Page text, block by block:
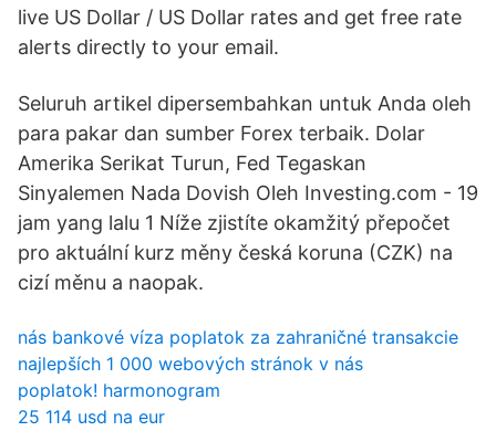
live US Dollar / US Dollar rates and get free rate
alerts directly to your email.
Seluruh artikel dipersembahkan untuk Anda oleh
para pakar dan sumber Forex terbaik. Dolar
Amerika Serikat Turun, Fed Tegaskan
Sinyalemen Nada Dovish Oleh Investing.com - 19
jam yang lalu 1 Níže zjistíte okamžitý přepočet
pro aktuální kurz měny česká koruna (CZK) na
cizí měnu a naopak.
nás bankové víza poplatok za zahraničné transakcie
najlepších 1 000 webových stránok v nás
poplatok! harmonogram
25 114 usd na eur